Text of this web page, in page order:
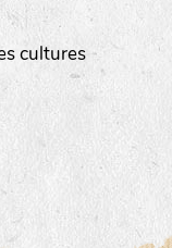
cultures